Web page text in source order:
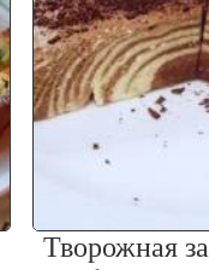
Творожная